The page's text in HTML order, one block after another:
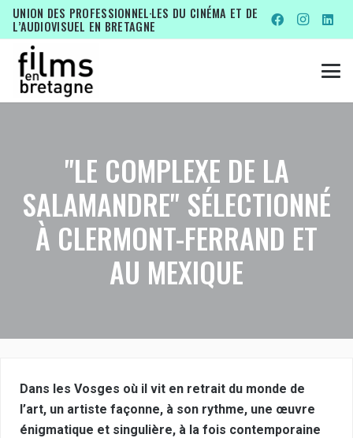
UNION DES PROFESSIONNEL·LES DU CINÉMA ET DE
L’AUDIOVISUEL EN BRETAGNE
"LE COMPLEXE DE LA
SALAMANDRE" SÉLECTIONNÉ
À CLERMONT-FERRAND ET
AU MEXIQUE
Dans les Vosges où il vit en retrait du monde de
l’art, un artiste façonne, à son rythme, une œuvre
énigmatique et singulière, à la fois contemporaine